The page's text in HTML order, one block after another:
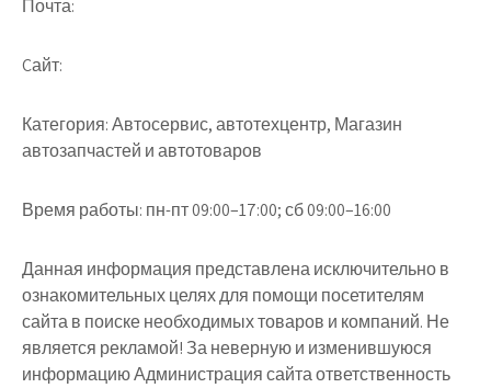
Почта:
Cайт:
Категория:Автосервис, автотехцентр, Магазин
автозапчастей и автотоваров
Время работы: пн-пт 09:00–17:00; сб 09:00–16:00
Данная информация представлена исключительно в
ознакомительных целях для помощи посетителям
сайта в поиске необходимых товаров и компаний. Не
является рекламой! За неверную и изменившуюся
информацию Администрация сайта ответственность